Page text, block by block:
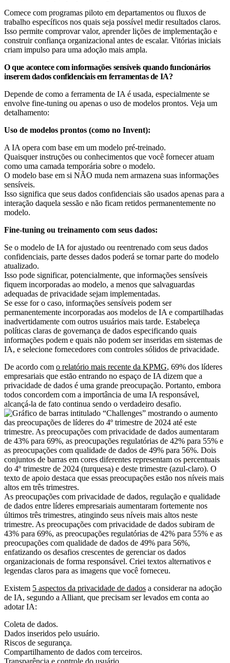
Comece com programas piloto em departamentos ou fluxos de
trabalho específicos nos quais seja possível medir resultados claros.
Isso permite comprovar valor, aprender lições de implementação e
construir confiança organizacional antes de escalar. Vitórias iniciais
criam impulso para uma adoção mais ampla.
O que acontece com informações sensíveis quando funcionários
inserem dados confidenciais em ferramentas de IA?
Depende de como a ferramenta de IA é usada, especialmente se
envolve fine-tuning ou apenas o uso de modelos prontos. Veja um
detalhamento:
Uso de modelos prontos (como no Invent):
A IA opera com base em um modelo pré-treinado.
Quaisquer instruções ou conhecimentos que você fornecer atuam
como uma camada temporária sobre o modelo.
O modelo base em si NÃO muda nem armazena suas informações
sensíveis.
Isso significa que seus dados confidenciais são usados apenas para a
interação daquela sessão e não ficam retidos permanentemente no
modelo.
Fine-tuning ou treinamento com seus dados:
Se o modelo de IA for ajustado ou reentrenado com seus dados
confidenciais, parte desses dados poderá se tornar parte do modelo
atualizado.
Isso pode significar, potencialmente, que informações sensíveis
fiquem incorporadas ao modelo, a menos que salvaguardas
adequadas de privacidade sejam implementadas.
Se esse for o caso, informações sensíveis podem ser
permanentemente incorporadas aos modelos de IA e compartilhadas
inadvertidamente com outros usuários mais tarde. Estabeleça
políticas claras de governança de dados especificando quais
informações podem e quais não podem ser inseridas em sistemas de
IA, e selecione fornecedores com controles sólidos de privacidade.
De acordo com o relatório mais recente da KPMG, 69% dos líderes
empresariais que estão entrando no espaço de IA dizem que a
privacidade de dados é uma grande preocupação. Portanto, embora
todos concordem com a importância de uma IA responsável,
alcançá-la de fato continua sendo o verdadeiro desafio.
As preocupações com privacidade de dados, regulação e qualidade
de dados entre líderes empresariais aumentaram fortemente nos
últimos três trimestres, atingindo seus níveis mais altos neste
trimestre. As preocupações com privacidade de dados subiram de
43% para 69%, as preocupações regulatórias de 42% para 55% e as
preocupações com qualidade de dados de 49% para 56%,
enfatizando os desafios crescentes de gerenciar os dados
organizacionais de forma responsável. Criei textos alternativos e
legendas claros para as imagens que você forneceu.
Existem 5 aspectos da privacidade de dados a considerar na adoção
de IA, segundo a Alliant, que precisam ser levados em conta ao
adotar IA:
Coleta de dados.
Dados inseridos pelo usuário.
Riscos de segurança.
Compartilhamento de dados com terceiros.
Transparência e controle do usuário.